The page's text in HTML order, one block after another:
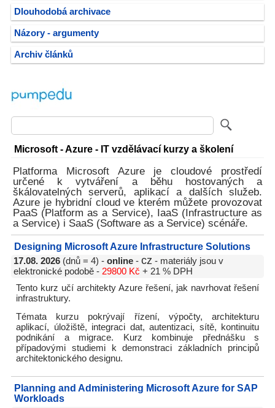
Dlouhodobá archivace
Názory - argumenty
Archiv článků
Microsoft - Azure - IT vzdělávací kurzy a školení
Platforma Microsoft Azure je cloudové prostředí
určené k vytváření a běhu hostovaných a
škálovatelných serverů, aplikací a dalších služeb.
Azure je hybridní cloud ve kterém můžete provozovat
PaaS (Platform as a Service), IaaS (Infrastructure as
a Service) i SaaS (Software as a Service) scénáře.
Designing Microsoft Azure Infrastructure Solutions
17.08. 2026 (dnů = 4) - online - cz - materiály jsou v
elektronické podobě - 29800 Kč + 21 % DPH
Tento kurz učí architekty Azure řešení, jak navrhovat řešení
infrastruktury.
Témata kurzu pokrývají řízení, výpočty, architekturu
aplikací, úložiště, integraci dat, autentizaci, sítě, kontinuitu
podnikání a migrace. Kurz kombinuje přednášku s
případovými studiemi k demonstraci základních principů
architektonického designu.
Planning and Administering Microsoft Azure for SAP
Workloads